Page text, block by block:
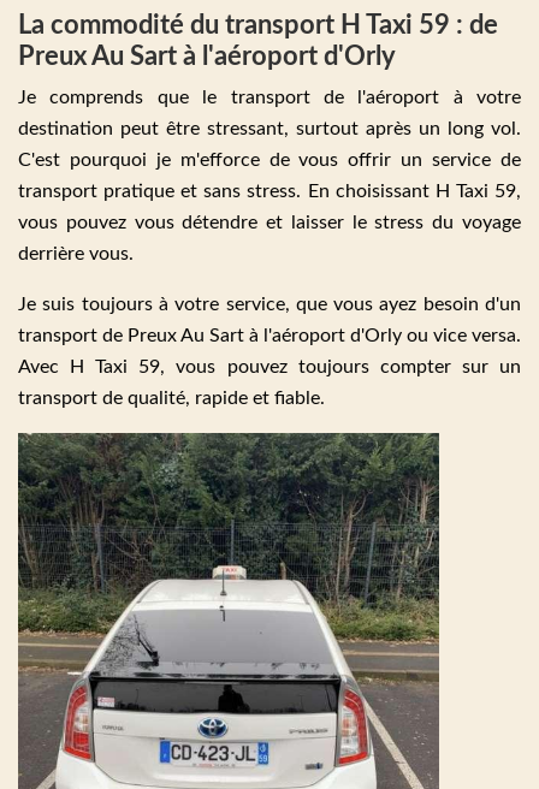
La commodité du transport H Taxi 59 : de
Preux Au Sart à l'aéroport d'Orly
Je comprends que le transport de l'aéroport à votre
destination peut être stressant, surtout après un long vol.
C'est pourquoi je m'efforce de vous offrir un service de
transport pratique et sans stress. En choisissant H Taxi 59,
vous pouvez vous détendre et laisser le stress du voyage
derrière vous.
Je suis toujours à votre service, que vous ayez besoin d'un
transport de Preux Au Sart à l'aéroport d'Orly ou vice versa.
Avec H Taxi 59, vous pouvez toujours compter sur un
transport de qualité, rapide et fiable.